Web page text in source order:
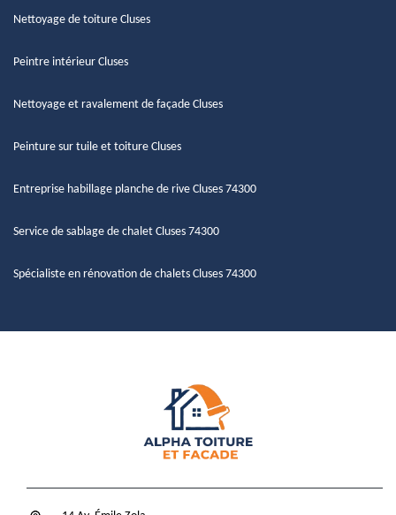
Nettoyage de toiture Cluses
Peintre intérieur Cluses
Nettoyage et ravalement de façade Cluses
Peinture sur tuile et toiture Cluses
Entreprise habillage planche de rive Cluses 74300
Service de sablage de chalet Cluses 74300
Spécialiste en rénovation de chalets Cluses 74300